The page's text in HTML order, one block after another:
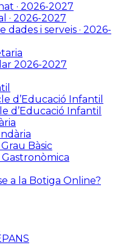
· 2026-2027
· 2026-2027
dades i serveis · 2026-
2026-2027
d’Educació Infantil
d’Educació Infantil
Bàsic
Gastronòmica
a la Botiga Online?